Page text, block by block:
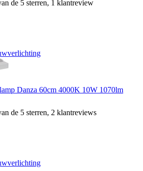
de 5 sterren, 1 klantreview
Danza 60cm 4000K 10W 1070lm
de 5 sterren, 2 klantreviews